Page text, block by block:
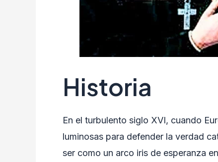
Historia
En el turbulento siglo XVI, cuando
luminosas para defender la verdad
ser como un arco iris de esperanza